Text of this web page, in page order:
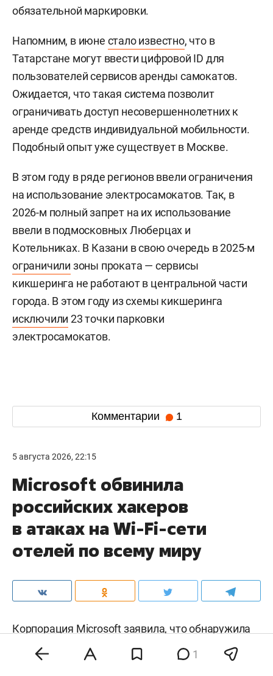
обязательной маркировки.
Напомним, в июне стало известно, что в
Татарстане могут ввести цифровой ID для
пользователей сервисов аренды самокатов.
Ожидается, что такая система позволит
ограничивать доступ несовершеннолетних к
аренде средств индивидуальной мобильности.
Подобный опыт уже существует в Москве.
В этом году в ряде регионов ввели ограничения
на использование электросамокатов. Так, в
2026-м полный запрет на их использование
ввели в подмосковных Люберцах и
Котельниках. В Казани в свою очередь в 2025-м
ограничили зоны проката — сервисы
кикшеринга не работают в центральной части
города. В этом году из схемы кикшеринга
исключили 23 точки парковки
электросамокатов.
Комментарии 1
5 августа 2026, 22:15
Microsoft обвинила
российских хакеров
в атаках на Wi-Fi-сети
отелей по всему миру
Корпорация Microsoftзаявила, что обнаружила
кампанию кибератак на гостевые сети Wi-Fi в
отелях, конференц-центрах и других
1